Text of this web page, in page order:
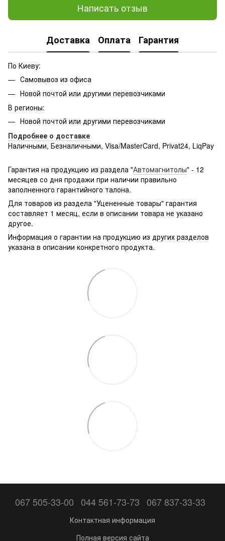
Написать отзыв
Доставка Оплата Гарантия
По Киеву:
Самовывоз из офиса
Новой почтой или другими перевозчиками
В регионы:
Новой почтой или другими перевозчиками
Подробнее о доставке
Наличными, Безналичными, Visa/MasterCard, Privat24, LiqPay
g361hhadsek/p3316040/#
Гарантия на продукцию из раздела "Автомагнитолы" - 12
месяцев со дня продажи при наличии правильно
заполненного гарантийного талона.
Для товаров из раздела "Уцененные товары" гарантия
составляет 1 месяц, если в описании товара не указано
другое.
Информация о гарантии на продукцию из других разделов
указана в описании конкретного продукта.
067 505-33-00 044 561-73-73 067 837-33-33
Контактная информация
Полная версия сайта